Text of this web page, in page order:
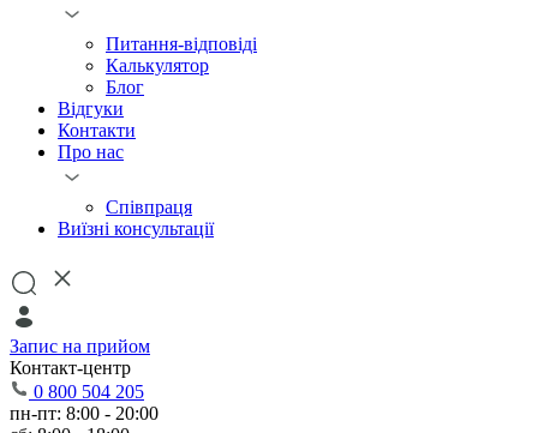
Питання-відповіді
Калькулятор
Блог
Відгуки
Контакти
Про нас
Співпраця
Виїзні консультації
Запис на прийом
Контакт-центр
0 800 504 205
пн-пт: 8:00 - 20:00